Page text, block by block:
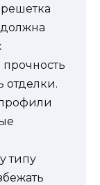
должна
прочность
отделки.
типу